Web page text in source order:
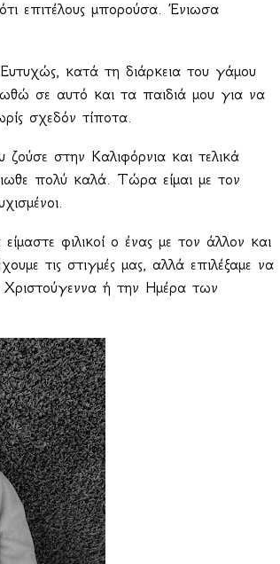
επιτέλους μπορούσα. Ένιωσα
κατά τη διάρκεια του γάμου
σε αυτό και τα παιδιά μου για να
σχεδόν τίποτα.
στην Καλιφόρνια και τελικά
πολύ καλά. Τώρα είμαι με τον
φιλικοί ο ένας με τον άλλον και
τις στιγμές μας, αλλά επιλέξαμε να
Χριστούγεννα ή την Ημέρα των